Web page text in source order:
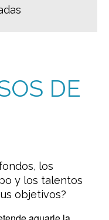
DE
los
y los talentos
objetivos?